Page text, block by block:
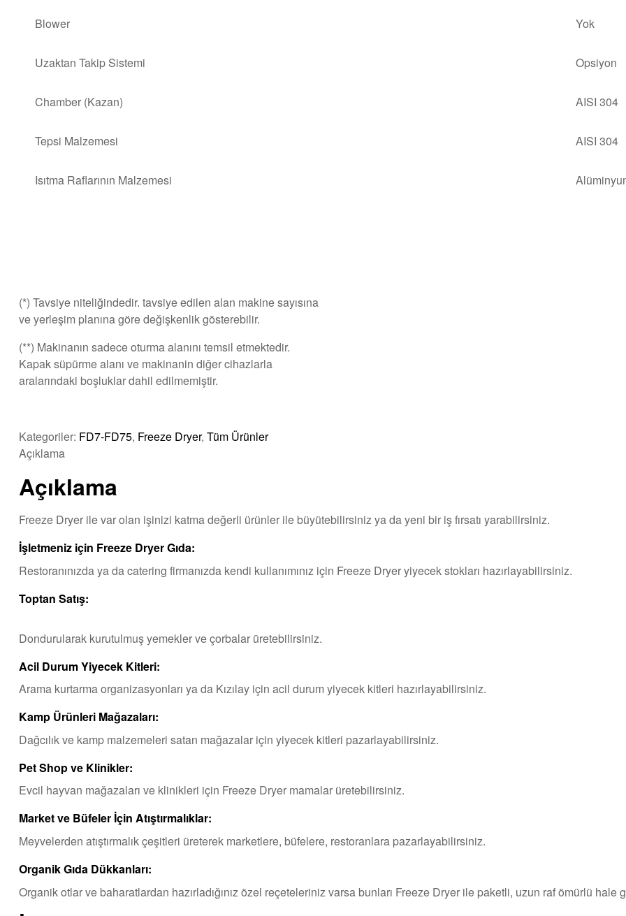
Blower Yok
Uzaktan Takip Sistemi Opsiyon
Chamber (Kazan) AISI 304
Tepsi Malzemesi AISI 304
Isıtma Raflarının Malzemesi
(*) Tavsiye niteliğindedir. tavsiye edilen alan makine sayısına
ve yerleşim planına göre değişkenlik gösterebilir.
(**) Makinanın sadece oturma alanını temsil etmektedir.
Kapak süpürme alanı ve makinanin diğer cihazlarla
aralarındaki boşluklar dahil edilmemiştir.
Kategoriler: FD7-FD75, Freeze Dryer, Tüm Ürünler
Açıklama
Açıklama
Freeze Dryer ile var olan işinizi katma değerli ürünler ile büyütebilirsiniz ya da yeni bir iş fırsatı yarabilirsiniz.
İşletmeniz için Freeze Dryer Gıda:
Restoranınızda ya da catering firmanızda kendi kullanımınız için Freeze Dryer yiyecek stokları hazırlayabilirsiniz.
Toptan Satış:
Dondurularak kurutulmuş yemekler ve çorbalar üretebilirsiniz.
Acil Durum Yiyecek Kitleri:
Arama kurtarma organizasyonları ya da Kızılay için acil durum yiyecek kitleri hazırlayabilirsiniz.
Kamp Ürünleri Mağazaları:
Dağcılık ve kamp malzemeleri satan mağazalar için yiyecek kitleri pazarlayabilirsiniz.
Pet Shop ve Klinikler:
Evcil hayvan mağazaları ve klinikleri için Freeze Dryer mamalar üretebilirsiniz.
Market ve Büfeler İçin Atıştırmalıklar:
Meyvelerden atıştırmalık çeşitleri üreterek marketlere, büfelere, restoranlara pazarlayabilirsiniz.
Organik Gıda Dükkanları:
Organik otlar ve baharatlardan hazırladığınız özel reçeteleriniz varsa bunları Freeze Dryer ile paketli, uzun raf ömürlü hale